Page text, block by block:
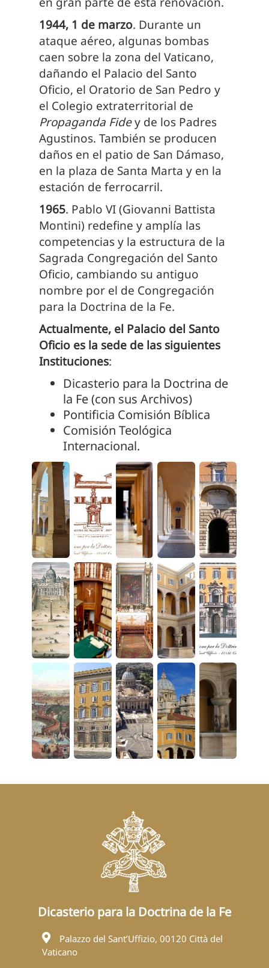
1944, 1 de marzo. Durante un
ataque aéreo, algunas bombas
caen sobre la zona del Vaticano,
dañando el Palacio del Santo
Oficio, el Oratorio de San Pedro y
el Colegio extraterritorial de
Propaganda Fidey de los Padres
Agustinos. También se producen
daños en el patio de San Dámaso,
en la plaza de Santa Marta y en la
estación de ferrocarril.
1965. Pablo VI (Giovanni Battista
Montini) redefine y amplía las
competencias y la estructura de la
Sagrada Congregación del Santo
Oficio, cambiando su antiguo
nombre por el de Congregación
para la Doctrina de la Fe.
Actualmente, el Palacio del Santo
Oficio es la sede de las siguientes
Instituciones:
Dicasterio para la Doctrina de
la Fe (con sus Archivos)
Pontificia Comisión Bíblica
Comisión Teológica
Internacional.
Dicasterio para la Doctrina de la Fe
Palazzo del Sant’Uffizio, 00120 Città del
Vaticano